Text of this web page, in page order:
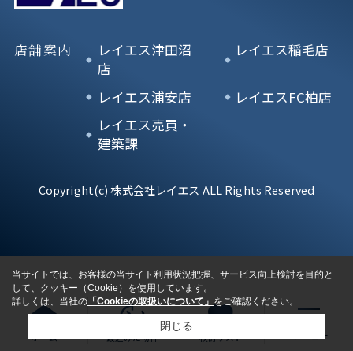
ホーム 最近みた物件 検討リスト
店舗案内
レイエス津田沼
店
レイエス稲毛店
レイエス浦安店
レイエスFC柏店
レイエス売買・
建築課
Copyright(c) 株式会社レイエス ALL Rights Reserved
当サイトでは、お客様の当サイト利用状況把握、サービス向上検討を目的と
して、クッキー（Cookie）を使用しています。
詳しくは、当社の 「Cookieの取扱いについて」 をご確認ください。
閉じる